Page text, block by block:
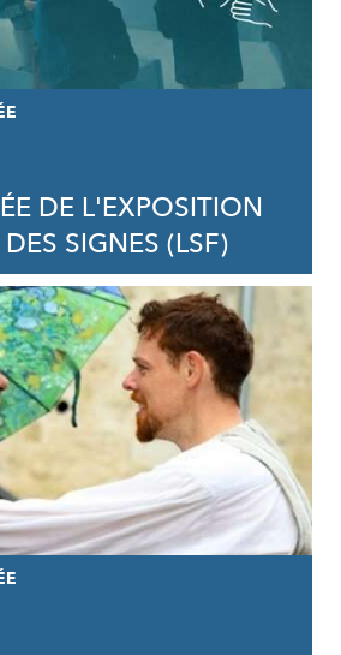
DE L'EXPOSITION
SIGNES (LSF)